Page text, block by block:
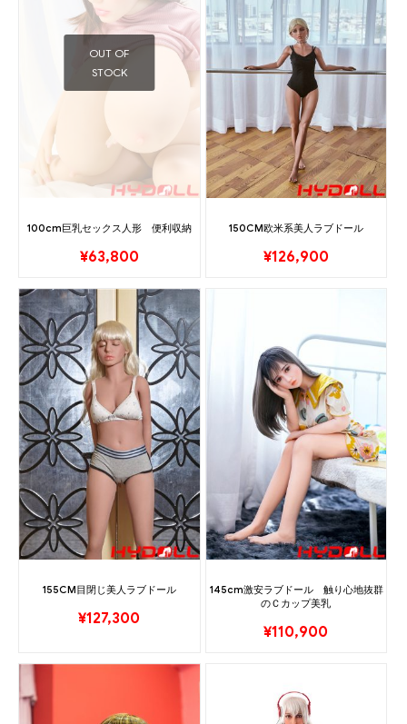
OUT OF
STOCK
100cm巨乳セックス人形 便利収納
¥63,800
150CM欧米系美人ラブドール
¥126,900
155CM目閉じ美人ラブドール
¥127,300
145cm激安ラブドール 触り心地抜群
のＣカップ美乳
¥110,900